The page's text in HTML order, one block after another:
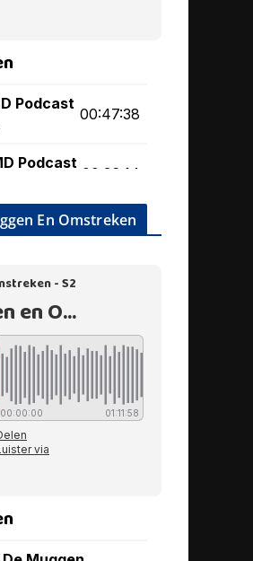
En Omstreken